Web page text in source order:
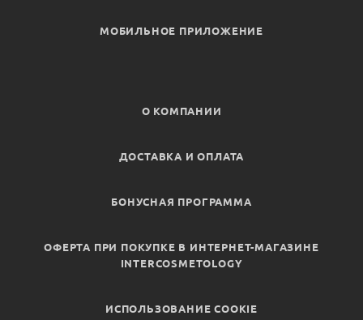
МОБИЛЬНОЕ ПРИЛОЖЕНИЕ
О КОМПАНИИ
ДОСТАВКА И ОПЛАТА
БОНУСНАЯ ПРОГРАММА
ОФЕРТА ПРИ ПОКУПКЕ В ИНТЕРНЕТ-МАГАЗИНЕ
INTERCOSMETOLOGY
ИСПОЛЬЗОВАНИЕ COOKIE